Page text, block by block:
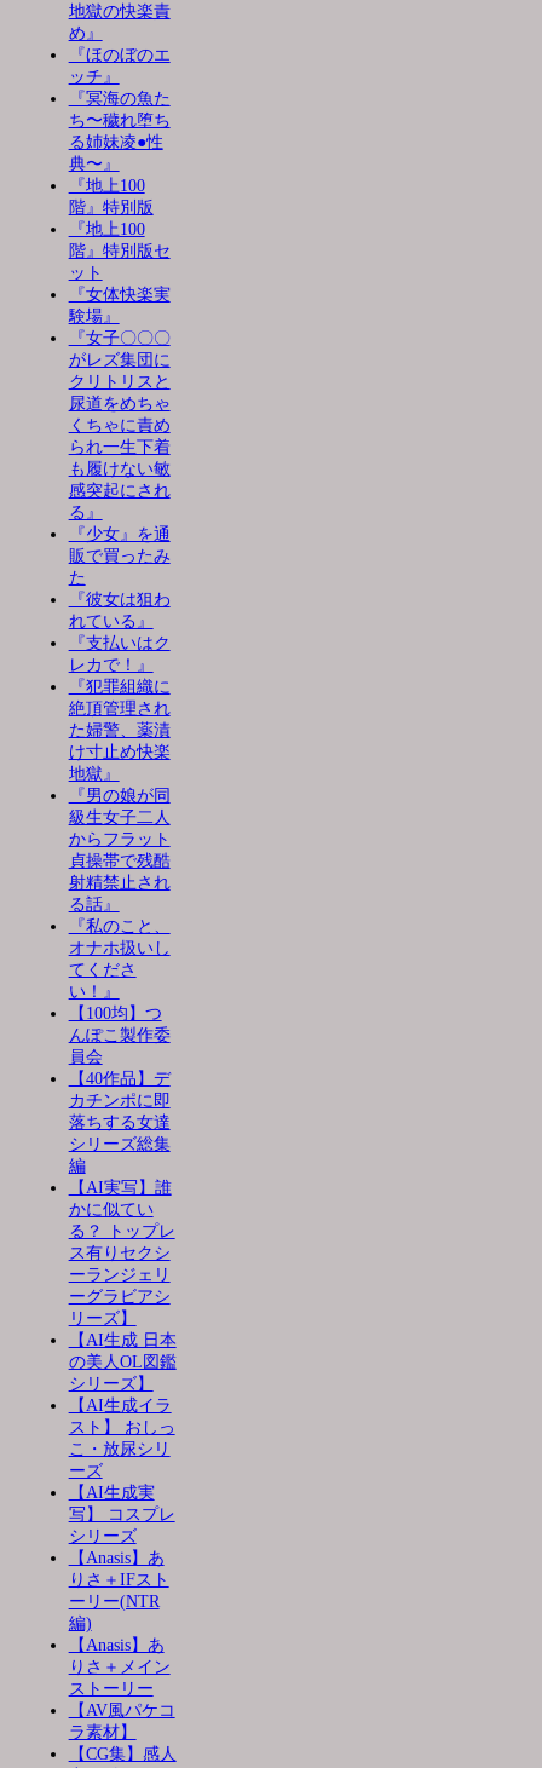
地獄の快楽責
め』
『ほのぼのエ
ッチ』
『冥海の魚た
ち〜穢れ堕ち
る姉妹凌●性
典〜』
『地上100
階』特別版
『地上100
階』特別版セ
ット
『女体快楽実
験場』
『女子〇〇〇
がレズ集団に
クリトリスと
尿道をめちゃ
くちゃに責め
られ一生下着
も履けない敏
感突起にされ
る』
『少女』を通
販で買ったみ
た
『彼女は狙わ
れている』
『支払いはク
レカで！』
『犯罪組織に
絶頂管理され
た婦警、薬漬
け寸止め快楽
地獄』
『男の娘が同
級生女子二人
からフラット
貞操帯で残酷
射精禁止され
る話』
『私のこと、
オナホ扱いし
てくださ
い！』
【100均】つ
んぽこ製作委
員会
【40作品】デ
カチンポに即
落ちする女達
シリーズ総集
編
【AI実写】誰
かに似てい
る？ トップレ
ス有りセクシ
ーランジェリ
ーグラビアシ
リーズ】
【AI生成 日本
の美人OL図鑑
シリーズ】
【AI生成イラ
スト】 おしっ
こ・放尿シリ
ーズ
【AI生成実
写】 コスプレ
シリーズ
【Anasis】あ
りさ＋IFスト
ーリー(NTR
編)
【Anasis】あ
りさ＋メイン
ストーリー
【AV風パケコ
ラ素材】
【CG集】感人